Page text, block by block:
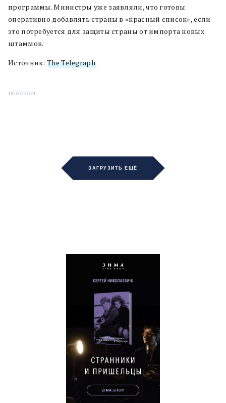
программы. Министры уже заявляли, что готовы
оперативно добавлять страны в «красный список», если
это потребуется для защиты страны от импорта новых
штаммов.
Источник: The Telegraph
18/02/2021
ЗАГРУЗИТЬ ЕЩЁ